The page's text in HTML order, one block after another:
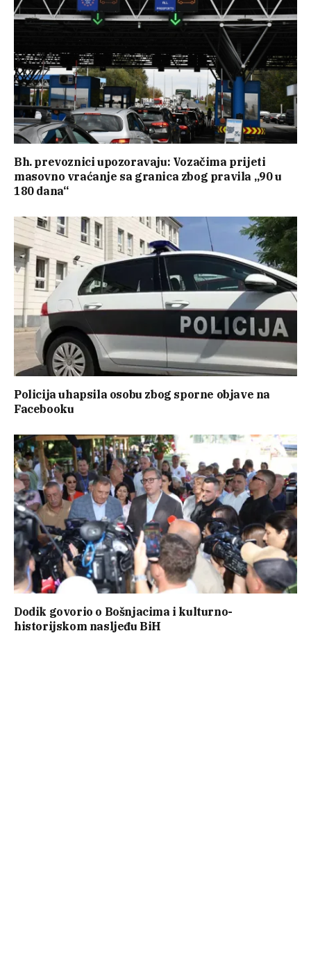
Bh. prevoznici upozoravaju: Vozačima prijeti
masovno vraćanje sa granica zbog pravila „90 u
180 dana“
Policija uhapsila osobu zbog sporne objave na
Facebooku
Dodik govorio o Bošnjacima i kulturno-
historijskom nasljeđu BiH